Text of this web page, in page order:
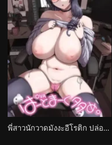
พี่สาวนักวาดมังงะอีโรติก ปล่อยความร้อนแรงให้กับน้องชายบุญธรรม Heart Mark Oome.